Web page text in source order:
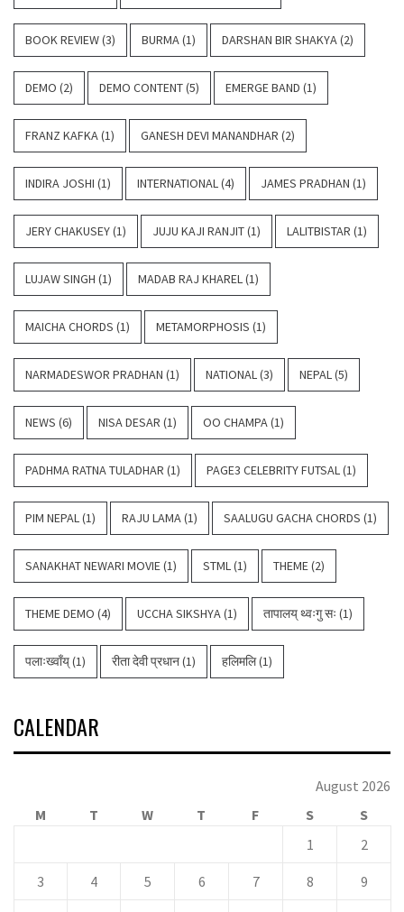
BOOK REVIEW(3) BURMA(1) DARSHAN BIR SHAKYA(2)
DEMO (2) DEMO CONTENT(5) EMERGE BAND (1)
FRANZ KAFKA(1) GANESH DEVI MANANDHAR (2)
INDIRA JOSHI (1) INTERNATIONAL(4) JAMES PRADHAN (1)
JERY CHAKUSEY(1) JUJU KAJI RANJIT(1) LALITBISTAR (1)
LUJAW SINGH (1) MADAB RAJ KHAREL(1)
MAICHA CHORDS (1) METAMORPHOSIS (1)
NARMADESWOR PRADHAN (1) NATIONAL(3) NEPAL(5)
NEWS (6) NISA DESAR (1) OO CHAMPA(1)
PADHMA RATNA TULADHAR (1) PAGE3 CELEBRITY FUTSAL(1)
PIM NEPAL(1) RAJU LAMA(1) SAALUGU GACHA CHORDS (1)
SANAKHAT NEWARI MOVIE(1) STML(1) THEME(2)
THEME DEMO (4) UCCHA SIKSHYA(1) तापालय् थ्वःगु सः (1)
पलाःख्वाँय्(1) रीता देवी प्रधान(1) हलिमलि(1)
CALENDAR
August 2026
M
T W T F S
S
1
2
3 4 5 6 7 8 9